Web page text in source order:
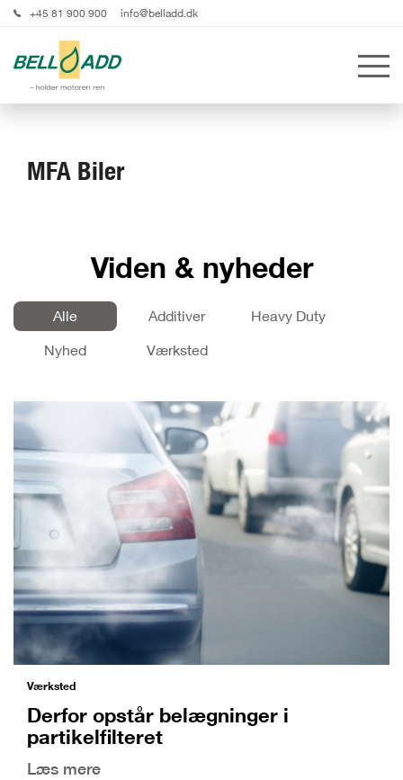
+45 81 900 900 info@belladd.dk
MFA Biler
Viden & nyheder
Alle Additiver
Heavy Duty
Nyhed
Værksted
Værksted
Derfor opstår belægninger i
partikelfilteret
Læs mere